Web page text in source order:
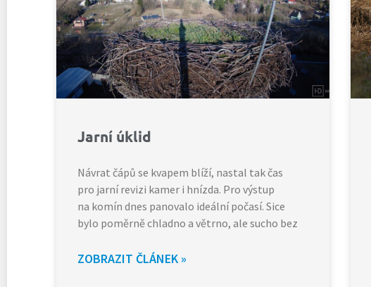
Jarní úklid
Návrat čápů se kvapem blíží, nastal tak čas
pro jarní revizi kamer i hnízda. Pro výstup
na komín dnes panovalo ideální počasí. Sice
bylo poměrně chladno a větrno, ale sucho bez
ZOBRAZIT ČLÁNEK »